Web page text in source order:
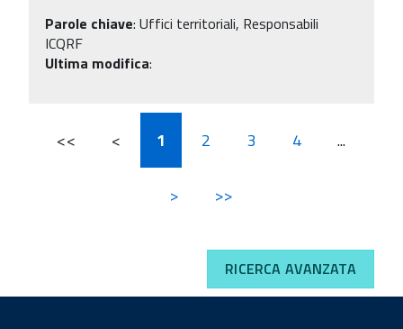
Parole chiave: Uffici territoriali, Responsabili
ICQRF
Ultima modifica:
<< < 1 2 3 4 ...
> >>
RICERCA AVANZATA